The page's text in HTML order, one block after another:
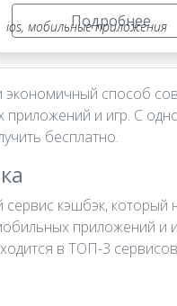
ios, мобильные приложения
Подробнее
способ
и игр. С
бесплатно.
кэшбэк,
приложений
в ТОП-3